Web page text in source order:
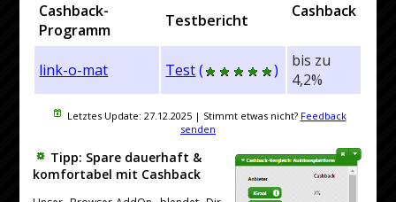
Cashback-
Programm
Testbericht Cashback
link-o-mat Test ( )
bis zu
4,2%
Letztes Update: 27.12.2025| Stimmt etwas nicht? Feedback
senden
Tipp: Spare dauerhaft &
komfortabel mit Cashback